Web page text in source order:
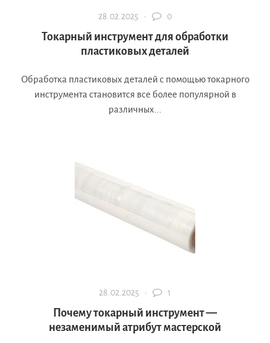
28.02.2025 · 0
Токарный инструмент для обработки
пластиковых деталей
Обработка пластиковых деталей с помощью токарного
инструмента становится все более популярной в
различных...
28.02.2025 · 1
Почему токарный инструмент —
незаменимый атрибут мастерской